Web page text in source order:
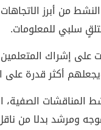
من أبرز
سلبي للمعلومات.
على إشراك
أكثر قدرة على
الصفية،
ومرشد بدلا من